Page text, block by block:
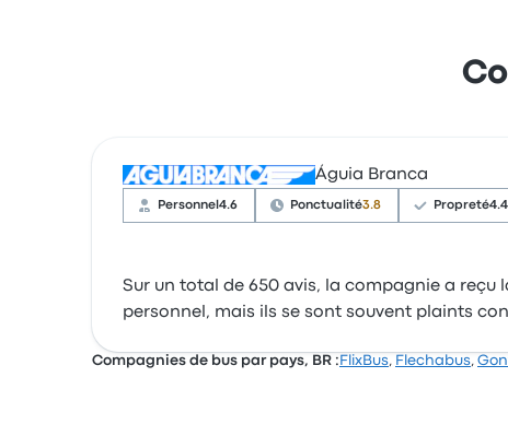
Águia Branca
Personnel 4.6 Ponctualité3.8 Propreté4.4
Sur un total de 650 avis, la compagnie a reçu
personnel, mais ils se sont souvent plaints
Compagnies de bus par pays, BR : FlixBus, Flechabus,